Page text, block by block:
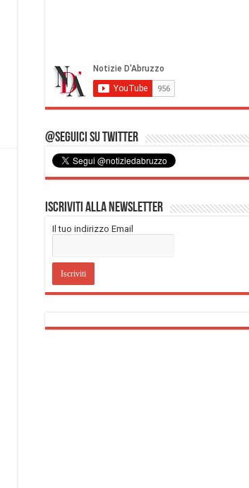
@Seguici su Twitter
Iscriviti alla Newsletter
Il tuo indirizzo Email